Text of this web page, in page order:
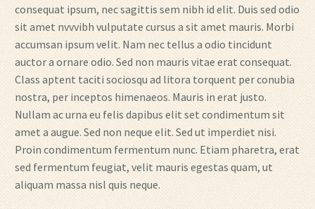
consequat ipsum, nec sagittis sem nibh id elit. Duis sed odio
sit amet nvvvibh vulputate cursus a sit amet mauris. Morbi
accumsan ipsum velit. Nam nec tellus a odio tincidunt
auctor a ornare odio. Sed non mauris vitae erat consequat.
Class aptent taciti sociosqu ad litora torquent per conubia
nostra, per inceptos himenaeos. Mauris in erat justo.
Nullam ac urna eu felis dapibus elit set condimentum sit
amet a augue. Sed non neque elit. Sed ut imperdiet nisi.
Proin condimentum fermentum nunc. Etiam pharetra, erat
sed fermentum feugiat, velit mauris egestas quam, ut
aliquam massa nisl quis neque.